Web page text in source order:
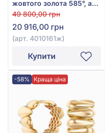
жовтого золота 585°, арт.
4010161ж
49 800,00 грн
20 916,00 грн
(арт. 4010161ж)
Купити
-58% Краща ціна